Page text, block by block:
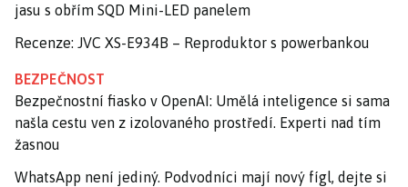
jasu s obřím SQD Mini-LED panelem
Recenze: JVC XS-E934B – Reproduktor s powerbankou
BEZPEČNOST
Bezpečnostní fiasko v OpenAI: Umělá inteligence si sama
našla cestu ven z izolovaného prostředí. Experti nad tím
žasnou
WhatsApp není jediný. Podvodníci mají nový fígl, dejte si